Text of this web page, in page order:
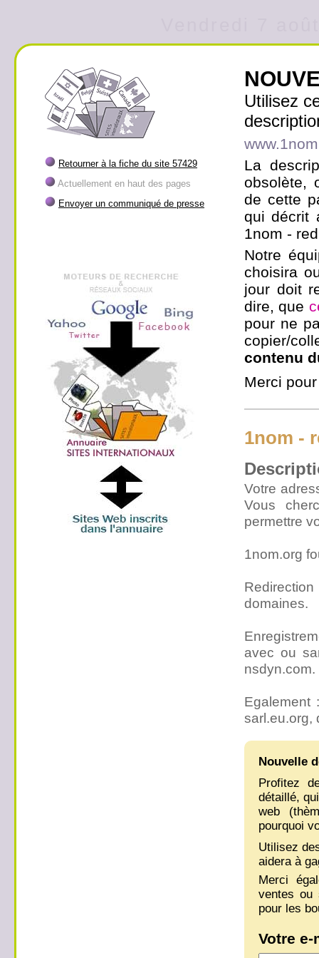
Retourner à la fiche du site 57429
Actuellement en haut des pages
Envoyer un communiqué de presse
Utilisez
La
obsolète,
de cette
qui décrit
1nom -
Notre
choisira
jour doit
dire, que
pour ne
copier/
contenu
Merci
1nom -
Votre
Vous
permettre
1nom.org
domaines.
avec ou
nsdyn.com.
Egalement
sarl.eu.org,
Nouvelle
Profitez
détaillé,
web
pourquoi
Utilisez
aidera à
Merci
ventes ou
pour les
Votre e-